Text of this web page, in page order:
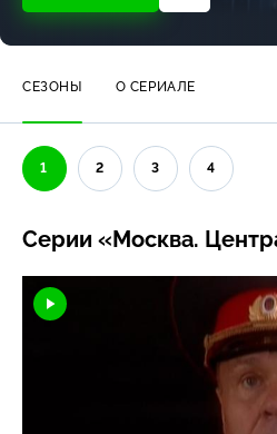
СЕЗОНЫ О СЕРИАЛЕ
1 2 3 4
Серии «Москва.